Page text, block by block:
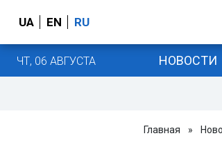
UA EN RU
ЧТ, 06 АВГУСТА НОВОСТИ
Главная »